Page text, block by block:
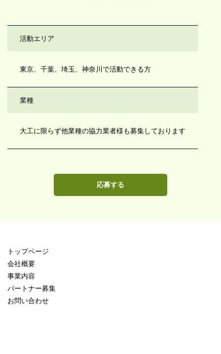
活動エリア
東京、千葉、埼玉、神奈川で活動できる方
業種
大工に限らず他業種の協力業者様も募集しております
応募する
トップページ
会社概要
事業内容
パートナー募集
お問い合わせ